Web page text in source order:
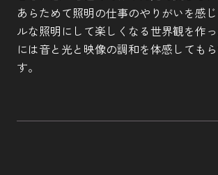
あらためて照明の仕事のやりがいを感
ルな照明にして楽しくなる世界観を作
には音と光と映像の調和を体感しても
す。